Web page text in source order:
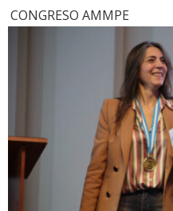
CONGRESO AMMPE